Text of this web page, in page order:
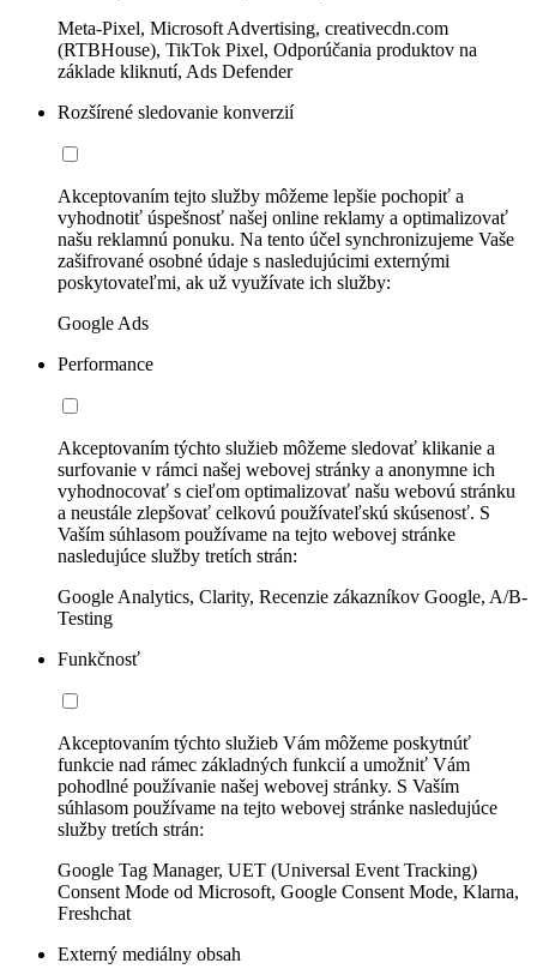
Meta-Pixel, Microsoft Advertising, creativecdn.com
(RTBHouse), TikTok Pixel, Odporúčania produktov na
základe kliknutí, Ads Defender
Rozšírené sledovanie konverzií
Akceptovaním tejto služby môžeme lepšie pochopiť a
vyhodnotiť úspešnosť našej online reklamy a optimalizovať
našu reklamnú ponuku. Na tento účel synchronizujeme Vaše
zašifrované osobné údaje s nasledujúcimi externými
poskytovateľmi, ak už využívate ich služby:
Google Ads
Performance
Akceptovaním týchto služieb môžeme sledovať klikanie a
surfovanie v rámci našej webovej stránky a anonymne ich
vyhodnocovať s cieľom optimalizovať našu webovú stránku
a neustále zlepšovať celkovú používateľskú skúsenosť. S
Vaším súhlasom používame na tejto webovej stránke
nasledujúce služby tretích strán:
Google Analytics, Clarity, Recenzie zákazníkov Google, A/B-
Testing
Funkčnosť
Akceptovaním týchto služieb Vám môžeme poskytnúť
funkcie nad rámec základných funkcií a umožniť Vám
pohodlné používanie našej webovej stránky. S Vaším
súhlasom používame na tejto webovej stránke nasledujúce
služby tretích strán:
Google Tag Manager, UET (Universal Event Tracking)
Consent Mode od Microsoft, Google Consent Mode, Klarna,
Freshchat
Externý mediálny obsah